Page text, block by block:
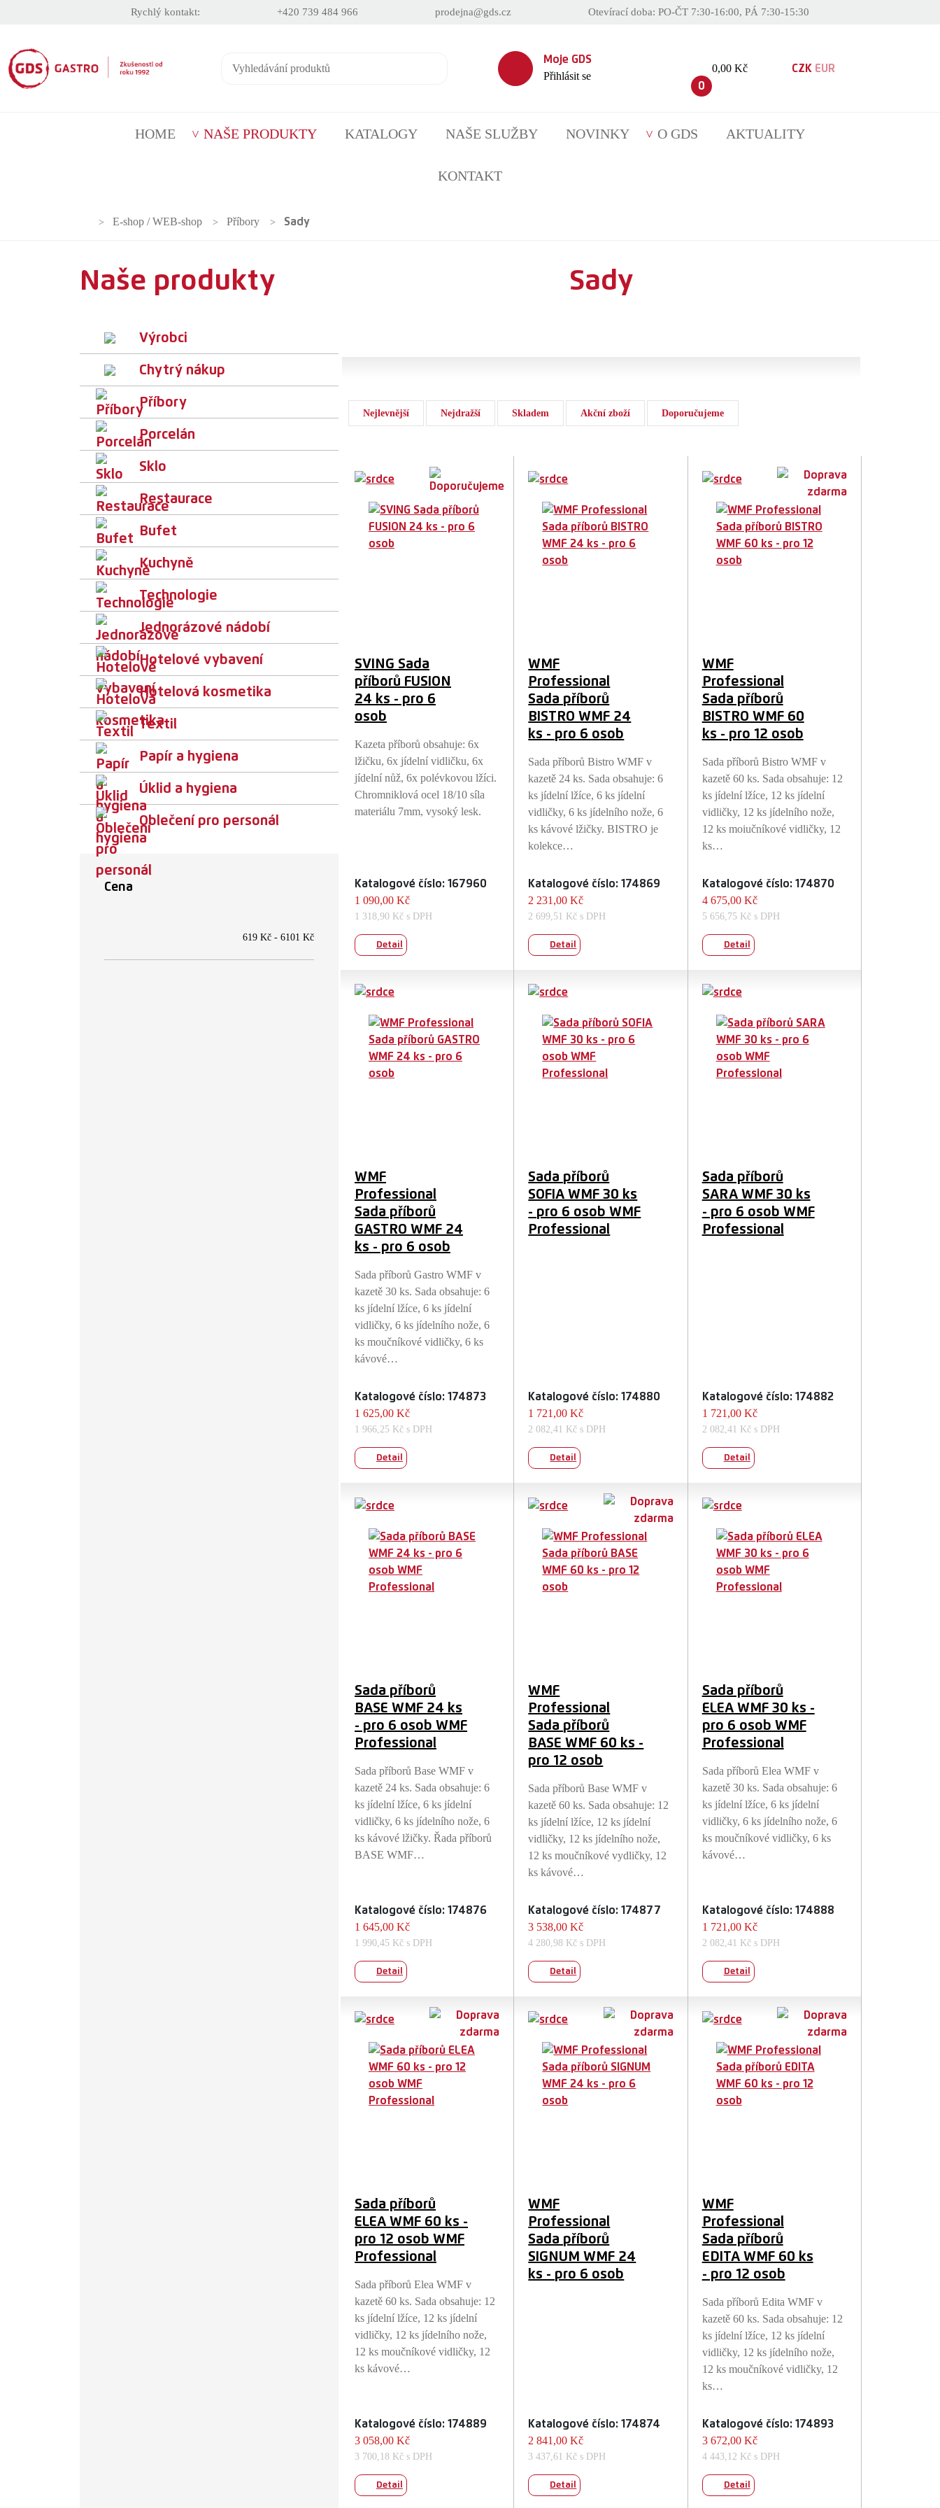
Rychlý kontakt: +420 739 484 966 prodejna@gds.cz Otevírací doba: PO-ČT 7:30-16:00, PÁ 7:30-15:30
Moje GDS
Přihlásit se
0
0,00 Kč CZK EUR
HOME NAŠE PRODUKTY KATALOGY NAŠE SLUŽBY NOVINKY O GDS AKTUALITY
KONTAKT
E-shop / WEB-shop Příbory Sady
Naše produkty
Výrobci
Chytrý nákup
Příbory
Porcelán
Sklo
Restaurace
Bufet
Kuchyně
Technologie
Jednorázové nádobí
Hotelové vybavení
Hotelová kosmetika
Textil
Papír a hygiena
Úklid a hygiena
Oblečení pro personál
Cena
619 Kč - 6101 Kč
Sady
Nejlevnější Nejdražší Skladem Akční zboží Doporučujeme
SVING Sada
příborů FUSION
24 ks - pro 6
osob
Kazeta příborů obsahuje: 6x
lžičku, 6x jídelní vidličku, 6x
jídelní nůž, 6x polévkovou lžíci.
Chromniklová ocel 18/10 síla
materiálu 7mm, vysoký lesk.
Katalogové číslo: 167960
1 090,00 Kč
1 318,90 Kč s DPH
Detail
WMF
Professional
Sada příborů
BISTRO WMF 24
ks - pro 6 osob
Sada příborů Bistro WMF v
kazetě 24 ks. Sada obsahuje: 6
ks jídelní lžíce, 6 ks jídelní
vidličky, 6 ks jídelního nože, 6
ks kávové lžičky. BISTRO je
kolekce…
Katalogové číslo: 174869
2 231,00 Kč
2 699,51 Kč s DPH
Detail
WMF
Professional
Sada příborů
BISTRO WMF 60
ks - pro 12 osob
Sada příborů Bistro WMF v
kazetě 60 ks. Sada obsahuje: 12
ks jídelní lžíce, 12 ks jídelní
vidličky, 12 ks jídelního nože,
12 ks moiučníkové vidličky, 12
ks…
Katalogové číslo: 174870
4 675,00 Kč
5 656,75 Kč s DPH
Detail
WMF
Professional
Sada příborů
GASTRO WMF 24
ks - pro 6 osob
Sada příborů Gastro WMF v
kazetě 30 ks. Sada obsahuje: 6
ks jídelní lžíce, 6 ks jídelní
vidličky, 6 ks jídelního nože, 6
ks moučníkové vidličky, 6 ks
kávové…
Katalogové číslo: 174873
1 625,00 Kč
1 966,25 Kč s DPH
Detail
Sada příborů
SOFIA WMF 30 ks
- pro 6 osob WMF
Professional
Katalogové číslo: 174880
1 721,00 Kč
2 082,41 Kč s DPH
Detail
Sada příborů
SARA WMF 30 ks
- pro 6 osob WMF
Professional
Katalogové číslo: 174882
1 721,00 Kč
2 082,41 Kč s DPH
Detail
Sada příborů
BASE WMF 24 ks
- pro 6 osob WMF
Professional
Sada příborů Base WMF v
kazetě 24 ks. Sada obsahuje: 6
ks jídelní lžíce, 6 ks jídelní
vidličky, 6 ks jídelního nože, 6
ks kávové lžičky. Řada příborů
BASE WMF…
Katalogové číslo: 174876
1 645,00 Kč
1 990,45 Kč s DPH
Detail
WMF
Professional
Sada příborů
BASE WMF 60 ks -
pro 12 osob
Sada příborů Base WMF v
kazetě 60 ks. Sada obsahuje: 12
ks jídelní lžíce, 12 ks jídelní
vidličky, 12 ks jídelního nože,
12 ks moučníkové vydličky, 12
ks kávové…
Katalogové číslo: 174877
3 538,00 Kč
4 280,98 Kč s DPH
Detail
Sada příborů
ELEA WMF 30 ks -
pro 6 osob WMF
Professional
Sada příborů Elea WMF v
kazetě 30 ks. Sada obsahuje: 6
ks jídelní lžíce, 6 ks jídelní
vidličky, 6 ks jídelního nože, 6
ks moučníkové vidličky, 6 ks
kávové…
Katalogové číslo: 174888
1 721,00 Kč
2 082,41 Kč s DPH
Detail
Sada příborů
ELEA WMF 60 ks -
pro 12 osob WMF
Professional
Sada příborů Elea WMF v
kazetě 60 ks. Sada obsahuje: 12
ks jídelní lžíce, 12 ks jídelní
vidličky, 12 ks jídelního nože,
12 ks moučníkové vidličky, 12
ks kávové…
Katalogové číslo: 174889
3 058,00 Kč
3 700,18 Kč s DPH
Detail
WMF
Professional
Sada příborů
SIGNUM WMF 24
ks - pro 6 osob
Katalogové číslo: 174874
2 841,00 Kč
3 437,61 Kč s DPH
Detail
WMF
Professional
Sada příborů
EDITA WMF 60 ks
- pro 12 osob
Sada příborů Edita WMF v
kazetě 60 ks. Sada obsahuje: 12
ks jídelní lžíce, 12 ks jídelní
vidličky, 12 ks jídelního nože,
12 ks moučníkové vidličky, 12
ks…
Katalogové číslo: 174893
3 672,00 Kč
4 443,12 Kč s DPH
Detail